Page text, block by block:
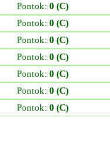
Pontok: 0 (C)
Pontok: 0 (C)
Pontok: 0 (C)
Pontok: 0 (C)
Pontok: 0 (C)
Pontok: 0 (C)
Pontok: 0 (C)